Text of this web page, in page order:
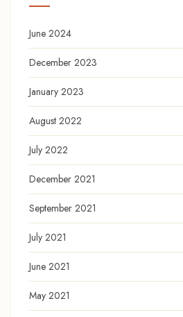
June 2024
December 2023
January 2023
August 2022
July 2022
December 2021
September 2021
July 2021
June 2021
May 2021